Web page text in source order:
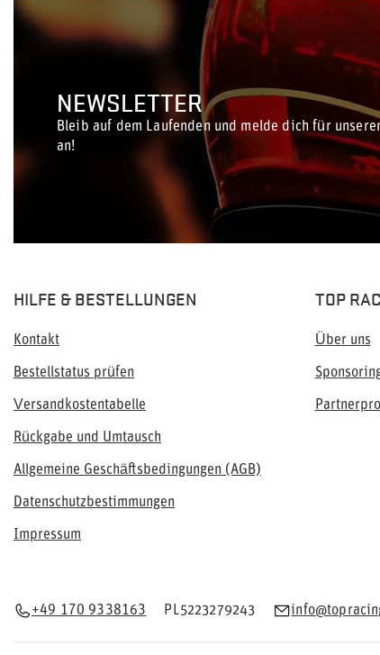
NEWSLETTER
Bleib auf dem Laufenden und melde dich für
an!
HILFE & BESTELLUNGEN
Kontakt
Bestellstatus prüfen
Versandkostentabelle
Rückgabe und Umtausch
Allgemeine Geschäftsbedingungen (AGB)
Datenschutzbestimmungen
Impressum
TOP
Über uns
+49 170 9338163 PL5223279243